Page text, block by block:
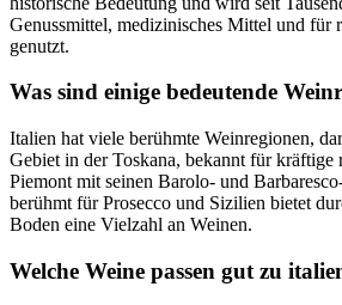
Genussmittel, medizinisches Mittel und für
genutzt.
Was sind einige bedeutende
Italien hat viele berühmte Weinregionen,
Gebiet in der Toskana, bekannt für kräftige
Piemont mit seinen Barolo- und
berühmt für Prosecco und Sizilien bietet
Boden eine Vielzahl an Weinen.
Welche Weine passen gut zu